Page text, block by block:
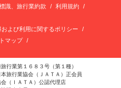
識、旅行業約款
利用規約
よび利用に関するポリシー
マップ
行業第１６８３号（第１種）
旅行業協会（ＪＡＴＡ）正会員
（ＩＡＴＡ）公認代理店